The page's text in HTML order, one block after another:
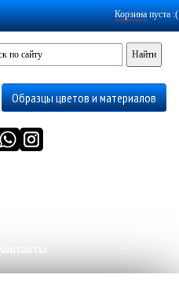
Корзинапуста :(
Образцы цветов и материалов
Контакты